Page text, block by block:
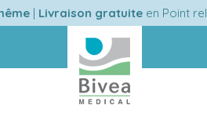
| Livraison gratuiteen Point